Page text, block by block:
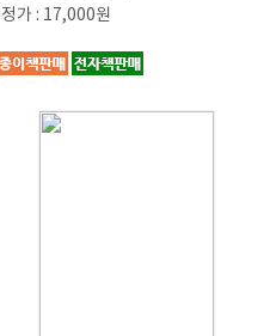
정가 : 17,000원